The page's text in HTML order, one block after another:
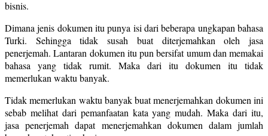
bisnis.
Dimana jenis dokumen itu punya isi dari beberapa ungkapan bahasa
Turki. Sehingga tidak susah buat diterjemahkan oleh jasa
penerjemah. Lantaran dokumen itu pun bersifat umum dan memakai
bahasa yang tidak rumit. Maka dari itu dokumen itu tidak
memerlukan waktu banyak.
Tidak memerlukan waktu banyak buat menerjemahkan dokumen ini
sebab melihat dari pemanfaatan kata yang mudah. Maka dari itu,
jasa penerjemah dapat menerjemahkan dokumen dalam jumlah